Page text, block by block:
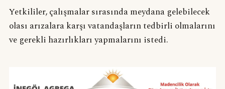
Yetkililer, çalışmalar sırasında meydana gelebilecek
olası arızalara karşı vatandaşların tedbirli olmalarını
ve gerekli hazırlıkları yapmalarını istedi.